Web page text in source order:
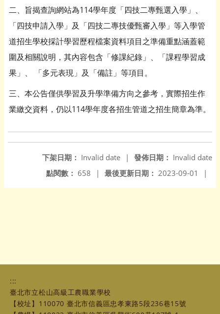
二、旨揭查詢網站為114學年度「四技二專甄選入學」、
「四技申請入學」及「四技二專技優甄審入學」等入學管
道招生學校採計學習歷程檔案資料項目之準備重點涵蓋範
圍及相關說明，其內容包含「修課紀錄」、「課程學習成
果」、 「多元表現」及「備註」等項目。
三、本公告僅供學習及升學準備方向之參考，實際招生作
業繳交資料，仍以114學年度各招生管道之招生簡章為準。
發佈日期： Invalid date
下架日期： Invalid date
|
最後更新日期： 2023-09-01 |
點閱數： 658 |
:::
臺北市立松山高級工農職業學校
【校址】110070 臺北市信義區忠孝東路5段236巷15號